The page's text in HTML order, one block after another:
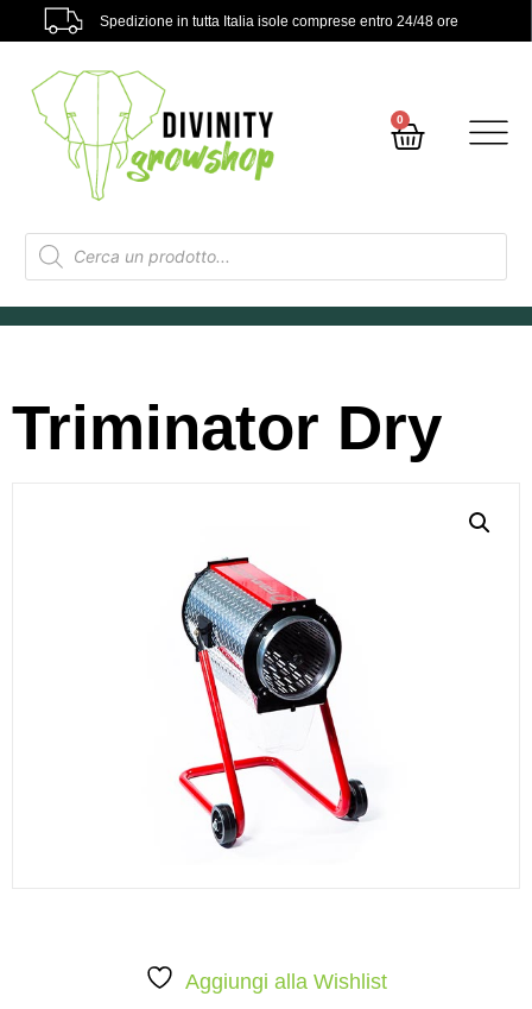
Spedizione in tutta Italia isole comprese entro 24/48 ore
0
Triminator Dry
Aggiungi alla Wishlist